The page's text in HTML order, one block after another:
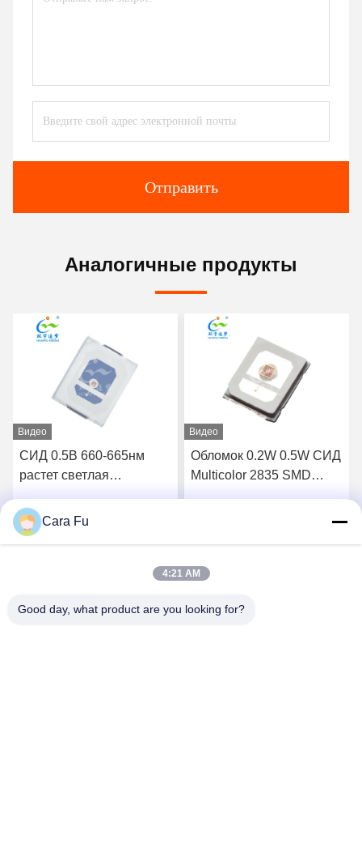
Отправить
Аналогичные продукты
Видео
СИД 0.5В 660-665нм
растет светлая
2835 РоХС обломока
Видео
Обломок 0.2W 0.5W СИД
Multicolor 2835 SMD
Cara Fu
4:21 AM
Good day, what product are you looking for?